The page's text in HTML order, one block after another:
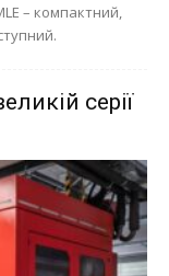
– компактний,
серії